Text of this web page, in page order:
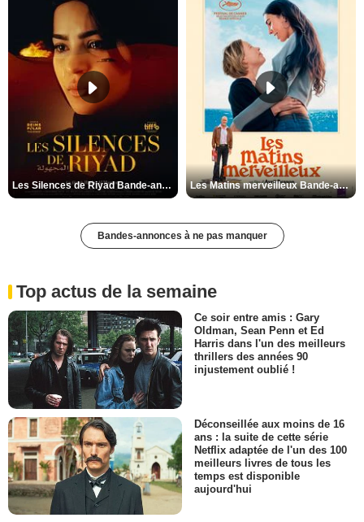
Les Silences de Riyad Bande-annonce VO STFR Les Matins merveilleux Bande-annonce VF
Bandes-annonces à ne pas manquer
Top actus de la semaine
Ce soir entre amis : Gary
Oldman, Sean Penn et Ed
Harris dans l'un des meilleurs
thrillers des années 90
injustement oublié !
Déconseillée aux moins de 16
ans : la suite de cette série
Netflix adaptée de l'un des 100
meilleurs livres de tous les
temps est disponible
aujourd'hui